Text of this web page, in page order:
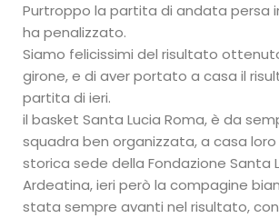
Purtroppo la partita di andata persa
ha penalizzato.
Siamo felicissimi del risultato
girone, e di aver portato a casa il
partita di ieri.
il basket Santa Lucia Roma, è da
squadra ben organizzata, a casa
storica sede della Fondazione Santa
Ardeatina, ieri però la compagine
stata sempre avanti nel risultato, con